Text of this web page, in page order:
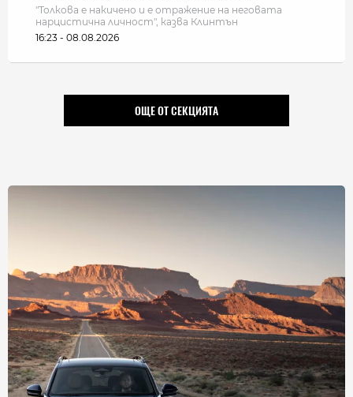
"Толкова е накичено и е отражение на неговата
нарцистична личност", казва Клинтън
16:23 - 08.08.2026
ОЩЕ ОТ СЕКЦИЯТА